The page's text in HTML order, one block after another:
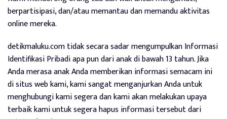
berpartisipasi, dan/atau memantau dan memandu aktivitas
online mereka.
detikmaluku.com tidak secara sadar mengumpulkan Informasi
Identifikasi Pribadi apa pun dari anak di bawah 13 tahun. Jika
Anda merasa anak Anda memberikan informasi semacam ini
di situs web kami, kami sangat menganjurkan Anda untuk
menghubungi kami segera dan kami akan melakukan upaya
terbaik kami untuk segera hapus informasi tersebut dari